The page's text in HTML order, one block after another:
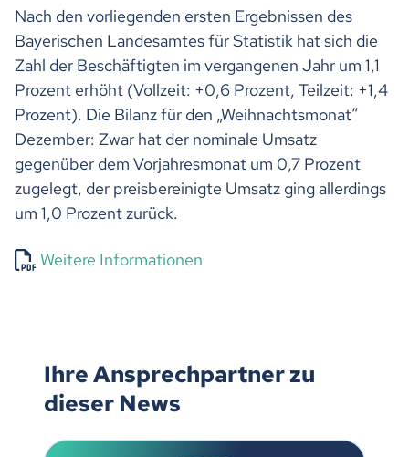
Nach den vorliegenden ersten Ergebnissen des
Bayerischen Landesamtes für Statistik hat sich die
Zahl der Beschäftigten im vergangenen Jahr um 1,1
Prozent erhöht (Vollzeit: +0,6 Prozent, Teilzeit: +1,4
Prozent). Die Bilanz für den „Weihnachtsmonat“
Dezember: Zwar hat der nominale Umsatz
gegenüber dem Vorjahresmonat um 0,7 Prozent
zugelegt, der preisbereinigte Umsatz ging allerdings
um 1,0 Prozent zurück.
Weitere Informationen
Ihre Ansprechpartner zu
dieser News